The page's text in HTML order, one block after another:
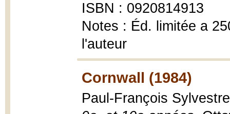
ISBN : 0920814913
Notes : Éd. limitée a
l'auteur
Cornwall (1984)
Paul-François